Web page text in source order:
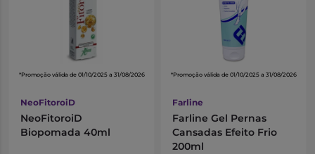
*Promoção válida de 01/10/2025 a 31/08/2026
NeoFitoroiD
NeoFitoroiD
Biopomada 40ml
*Promoção válida de 01/10/2025 a 31/08/2026
Farline
Farline Gel Pernas
Cansadas Efeito Frio
200ml